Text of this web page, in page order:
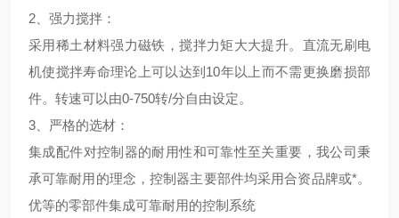
2、 强力搅拌 ：
采用稀土材料强力磁铁，搅拌力矩大大提升。直流无刷电
机使搅拌寿命理论上可以达到10年以上而不需更换磨损部
件。转速可以由0-750转/分自由设定。
3、 严格的选材 ：
集成配件对控制器的耐用性和可靠性至关重要，我公司秉
承可靠耐用的理念，控制器主要部件均采用合资品牌或*。
优等的零部件集成可靠耐用的控制系统